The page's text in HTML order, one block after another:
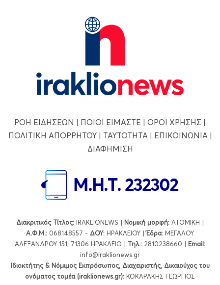
ΡΟΗ ΕΙΔΗΣΕΩΝ | ΠΟΙΟΙ ΕΙΜΑΣΤΕ | ΟΡΟΙ ΧΡΗΣΗΣ |
ΠΟΛΙΤΙΚΗ ΑΠΟΡΡΗΤΟΥ| ΤΑΥΤΟΤΗΤΑ| ΕΠΙΚΟΙΝΩΝΙΑ|
ΔΙΑΦΗΜΙΣΗ
Διακριτικός Τίτλος: IRAKLIONEWS | Νομική μορφή: ΑΤΟΜΙΚΗ |
Α.Φ.Μ.: 068148557 - ΔΟΥ: ΗΡΑΚΛΕΙΟΥ |Έδρα: ΜΕΓΑΛΟΥ
ΑΛΕΞΑΝΔΡΟΥ 151, 71306 ΗΡΑΚΛΕΙΟ | Τηλ.: 2810238660 | Εmail:
info@iraklionews.gr
Ιδιοκτήτης & Νόμιμος Εκπρόσωπος, Διαχειριστής, Δικαιούχος του
ονόματος τομέα (iraklionews.gr): ΚΟΚΑΡΑΚΗΣ ΓΕΩΡΓΙΟΣ